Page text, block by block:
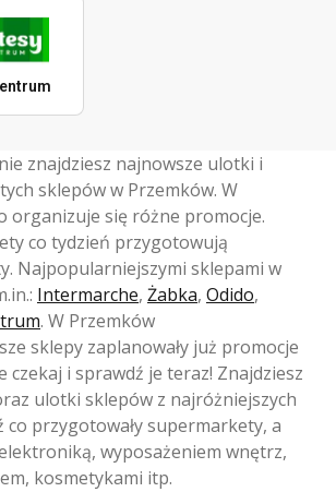
znajdziesz najnowsze ulotki i
sklepów w Przemków. W
organizuje się różne promocje.
co tydzień przygotowują
Najpopularniejszymi sklepami w
Intermarche, Żabka, Odido,
. W Przemków
sklepy zaplanowały już promocje
czekaj i sprawdź je teraz! Znajdziesz
ulotki sklepów z najróżniejszych
co przygotowały supermarkety, a
wyposażeniem wnętrz,
kosmetykami itp.